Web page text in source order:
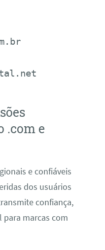
.com e
e confiáveis
dos usuários
confiança,
para marcas com